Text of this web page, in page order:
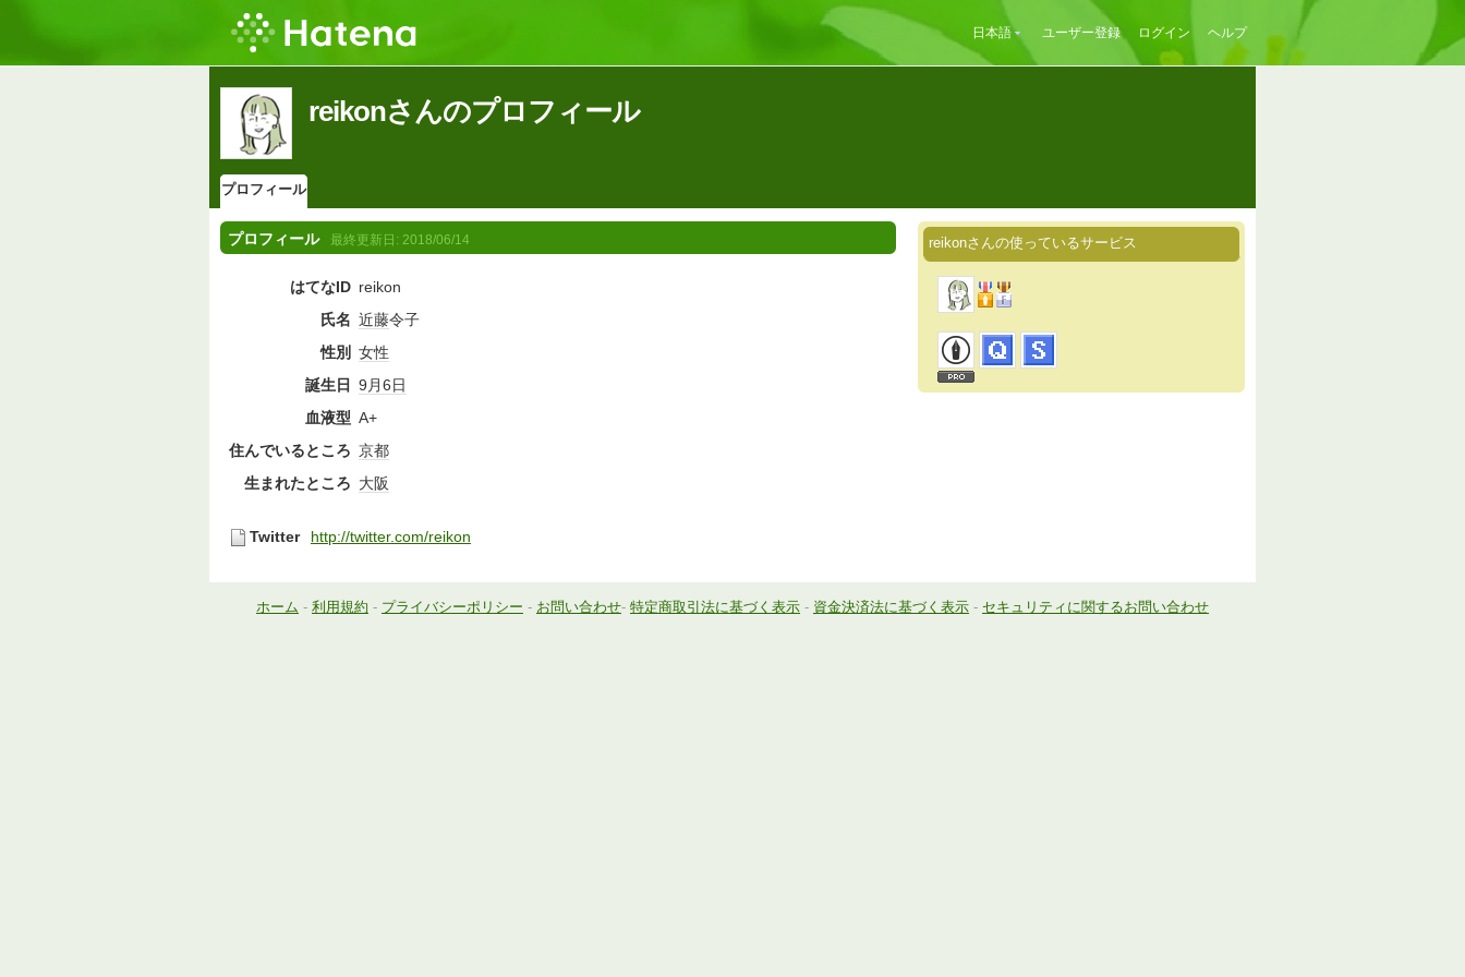
日本語 ユーザー登録 ログイン ヘルプ
reikonさんのプロフィール
プロフィール
プロフィール 最終更新日: 2018/06/14
はてなID reikon
氏名 近藤令子
性別
女性
誕生日
9月6日
血液型 A+
住んでいるところ 京都
生まれたところ 大阪
Twitter http://twitter.com/reikon
reikonさんの使っているサービス
ホーム - 利用規約 - プライバシーポリシー - お問い合わせ- 特定商取引法に基づく表示 - 資金決済法に基づく表示 - セキュリティに関するお問い合わせ